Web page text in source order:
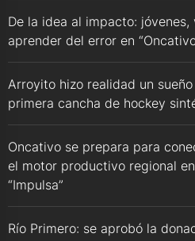
De la idea al impacto:
aprender del error en
Arroyito hizo realidad un
primera cancha de hockey
Oncativo se prepara para
el motor productivo regional
“Impulsa”
Río Primero: se aprobó la